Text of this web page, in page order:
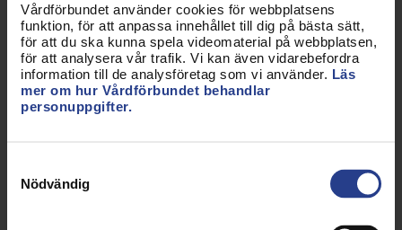
Vårdförbundet använder cookies för webbplatsens
funktion, för att anpassa innehållet till dig på bästa sätt,
för att du ska kunna spela videomaterial på webbplatsen,
för att analysera vår trafik. Vi kan även vidarebefordra
information till de analysföretag som vi använder. Läs
mer om hur Vårdförbundet behandlar
personuppgifter.
Nödvändig
personcentrerad vård